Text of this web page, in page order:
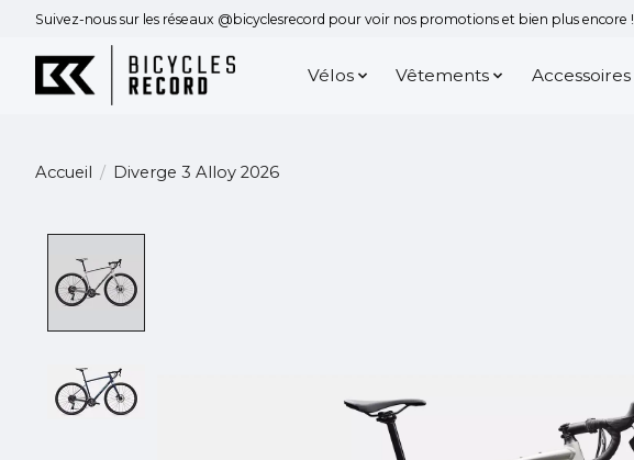
Suivez-nous sur les réseaux @bicyclesrecord pour voir nos promotions et bien plus encore !
Vélos Vêtements Accessoires
Accueil / Diverge 3 Alloy 2026